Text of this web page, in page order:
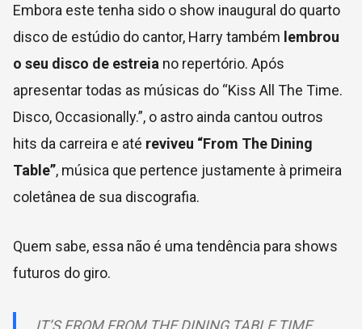
Embora este tenha sido o show inaugural do quarto
disco de estúdio do cantor, Harry também lembrou
o seu disco de estreia no repertório. Após
apresentar todas as músicas do “Kiss All The Time.
Disco, Occasionally.”, o astro ainda cantou outros
hits da carreira e até reviveu “From The Dining
Table”, música que pertence justamente à primeira
coletânea de sua discografia.
Quem sabe, essa não é uma tendência para shows
futuros do giro.
IT’S FROM FROM THE DINING TABLE TIME